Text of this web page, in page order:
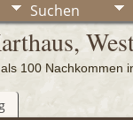
Suchen
100 Nachkommen